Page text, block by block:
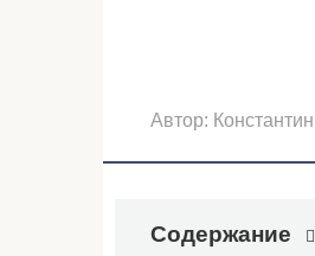
Автор:
Содержание